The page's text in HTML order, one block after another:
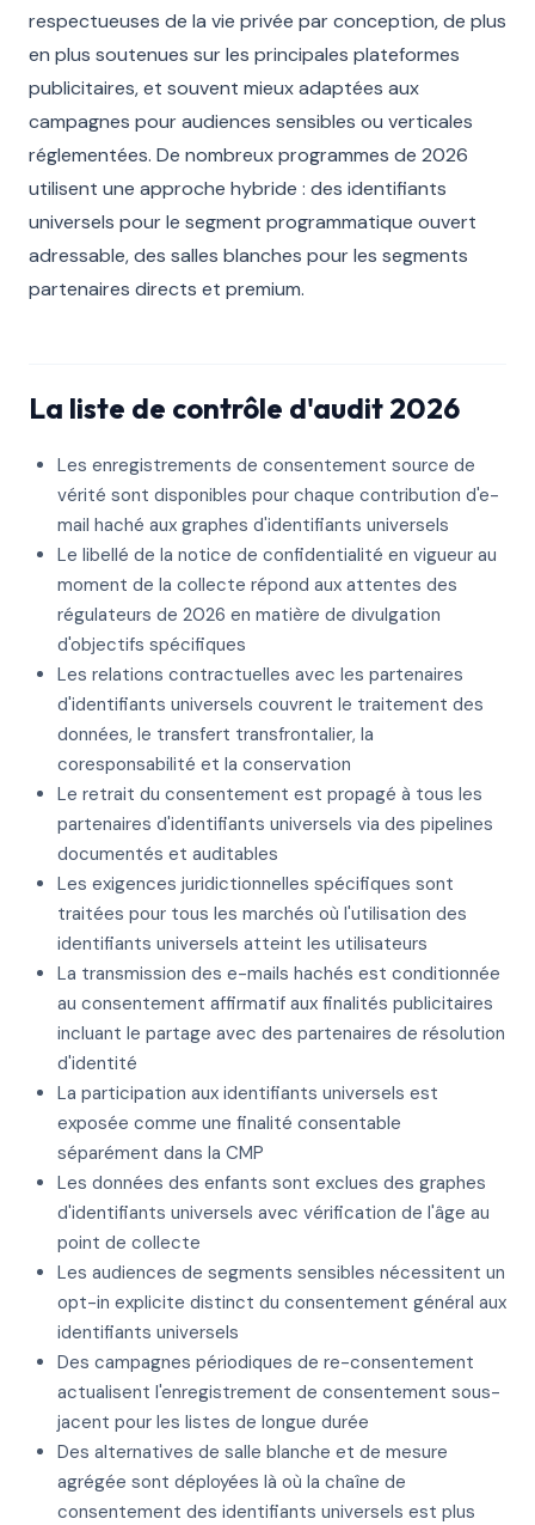
respectueuses de la vie privée par conception, de plus
en plus soutenues sur les principales plateformes
publicitaires, et souvent mieux adaptées aux
campagnes pour audiences sensibles ou verticales
réglementées. De nombreux programmes de 2026
utilisent une approche hybride : des identifiants
universels pour le segment programmatique ouvert
adressable, des salles blanches pour les segments
partenaires directs et premium.
La liste de contrôle d'audit 2026
Les enregistrements de consentement source de
vérité sont disponibles pour chaque contribution d'e-
mail haché aux graphes d'identifiants universels
Le libellé de la notice de confidentialité en vigueur au
moment de la collecte répond aux attentes des
régulateurs de 2026 en matière de divulgation
d'objectifs spécifiques
Les relations contractuelles avec les partenaires
d'identifiants universels couvrent le traitement des
données, le transfert transfrontalier, la
coresponsabilité et la conservation
Le retrait du consentement est propagé à tous les
partenaires d'identifiants universels via des pipelines
documentés et auditables
Les exigences juridictionnelles spécifiques sont
traitées pour tous les marchés où l'utilisation des
identifiants universels atteint les utilisateurs
La transmission des e-mails hachés est conditionnée
au consentement affirmatif aux finalités publicitaires
incluant le partage avec des partenaires de résolution
d'identité
La participation aux identifiants universels est
exposée comme une finalité consentable
séparément dans la CMP
Les données des enfants sont exclues des graphes
d'identifiants universels avec vérification de l'âge au
point de collecte
Les audiences de segments sensibles nécessitent un
opt-in explicite distinct du consentement général aux
identifiants universels
Des campagnes périodiques de re-consentement
actualisent l'enregistrement de consentement sous-
jacent pour les listes de longue durée
Des alternatives de salle blanche et de mesure
agrégée sont déployées là où la chaîne de
consentement des identifiants universels est plus